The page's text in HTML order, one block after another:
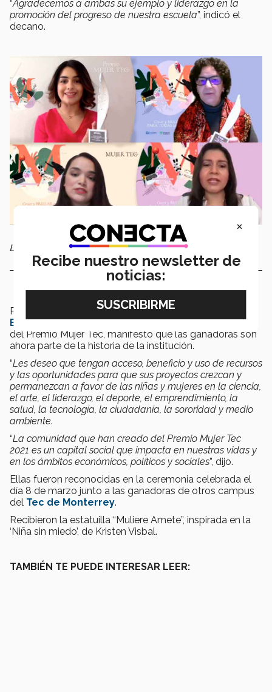
“Agradecemos a ambas su ejemplo y liderazgo en la
promoción del progreso de nuestra escuela”, indicó el
decano.
Lorena Lazos, Ana María Alvarado, Karla González y Karla Mayolo.
Por su parte, Luz María Velázquez, profesora de la
Escuela de Humanidades y Educacióne iniciadora
del Premio Mujer Tec, manifestó que las ganadoras son
ahora parte de la historia de la institución.
“Les deseo que tengan acceso, beneficio y uso de recursos
y las oportunidades para que sus proyectos crezcan y
permanezcan a favor de las niñas y mujeres en la ciencia,
el arte, el liderazgo, el deporte, el emprendimiento, la
salud, la tecnología, la ciudadanía, la sororidad y medio
ambiente.
“La comunidad que han creado del Premio Mujer Tec
2021 es un capital social que impacta en nuestras vidas y
en los ámbitos económicos, políticos y sociales”, dijo.
Ellas fueron reconocidas en la ceremonia celebrada el
día 8 de marzo junto a las ganadoras de otros campus
del Tec de Monterrey.
Recibieron la estatuilla “Muliere Amete”, inspirada en la
‘Niña sin miedo’, de Kristen Visbal.
TAMBIÉN TE PUEDE INTERESAR LEER:
×
Recibe nuestro newsletter de
noticias: